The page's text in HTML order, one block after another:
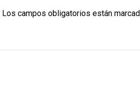
Los campos obligatorios están